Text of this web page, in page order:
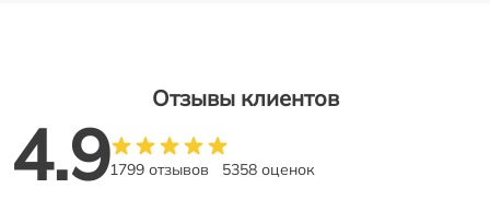
Отзывы клиентов
4.91799 отзывов 5358 оценок